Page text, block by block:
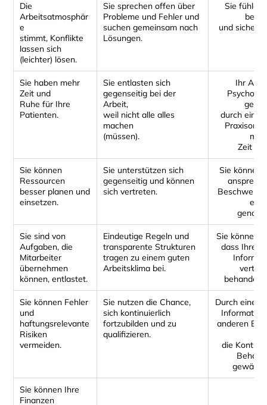
Die
Arbeitsatmosphär
e
stimmt, Konflikte
lassen sich
(leichter) lösen.
Sie sprechen offen über
Probleme und Fehler und
suchen gemeinsam nach
Lösungen.
Sie fühlen
und sicher
Sie haben mehr
Zeit und
Ruhe für Ihre
Patienten.
Sie entlasten sich
gegenseitig bei der
Arbeit,
weil nicht alle alles
machen
(müssen).
Ihr Arzt
durch eine
Zeit für
Sie können
Ressourcen
besser planen und
einsetzen.
Sie unterstützen sich
gegenseitig und können
sich vertreten.
Sie können
Sie sind von
Aufgaben, die
Mitarbeiter
übernehmen
können, entlastet.
Eindeutige Regeln und
transparente Strukturen
tragen zu einem guten
Arbeitsklima bei.
Sie können
dass Ihre
behandelt
Sie können Fehler
und
haftungsrelevante
Risiken
vermeiden.
Sie nutzen die Chance,
sich kontinuierlich
fortzubilden und zu
qualifizieren.
Durch einen
anderen
die
Sie können Ihre
Finanzen